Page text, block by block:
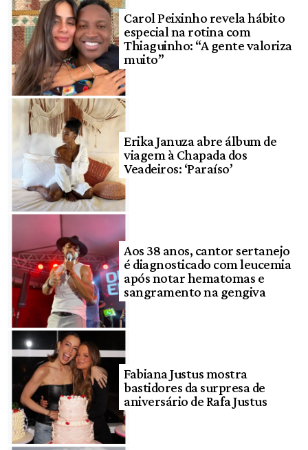
Carol Peixinho revela hábito
especial na rotina com
Thiaguinho: “A gente valoriza
muito”
Erika Januza abre álbum de
viagem à Chapada dos
Veadeiros: ‘Paraíso’
Aos 38 anos, cantor sertanejo
é diagnosticado com leucemia
após notar hematomas e
sangramento na gengiva
Fabiana Justus mostra
bastidores da surpresa de
aniversário de Rafa Justus